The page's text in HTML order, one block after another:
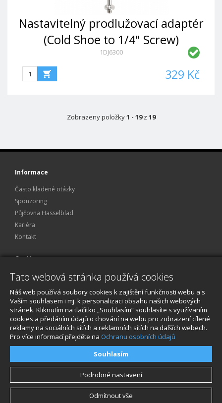
Nastavitelný prodlužovací adaptér
(Cold Shoe to 1/4" Screw)
1DJ6300
329 Kč
Zobrazeny položky1 - 19z 19
Informace
Často kladené otázky
Sponzoring
Půjčovna Hasselblad
Kariéra
Kontakt
O nákupu
Obchodní podmínky
Reklamace a servis
O nákupu
© 2026, STABLECAM s.r.o
Souhlasím
Podrobné nastavení
Odmítnout vše
Tato webová stránka používá cookies
Náš web používá soubory cookies k zajištění funkčnosti webu a s
Vaším souhlasem i mj. k personalizaci obsahu našich webových
stránek. Kliknutím na tlačítko „Souhlasím“ souhlasíte s využívaním
cookies a předáním údajů o chování na webu pro zobrazení cílené
reklamy na sociálních sítích a reklamních sítích na dalších webech.
Pro více informací přejděte na Ochranu osobních údajů